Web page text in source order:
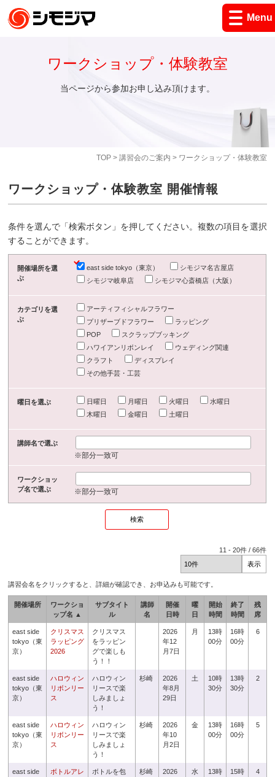
Menu
TOP> 講習会のご案内 > ワークショップ・体験教室
ワークショップ・体験教室
当ページから参加お申し込み頂けます。
ワークショップ・体験教室 開催情報
条件を選んで「検索ボタン」を押してください。複数の項目を選択
することができます。
開催場所を選
ぶ
east side tokyo（東京）
シモジマ名古屋店
シモジマ岐阜店
シモジマ心斎橋店（大阪）
カテゴリを選
ぶ
アーティフィシャルフラワー
プリザーブドフラワー
ラッピング
POP
スクラップブッキング
ハワイアンリボンレイ
ウェディング関連
クラフト
ディスプレイ
その他手芸・工芸
曜日を選ぶ 日曜日 月曜日 火曜日
水曜日
木曜日
金曜日 土曜日
講師名で選ぶ
※部分一致可
ワークショッ
プ名で選ぶ
※部分一致可
11 -20件 /66件
講習会名をクリックすると、詳細が確認でき、お申込みも可能です。
開催場所
ワークショ
ップ名 ▲
サブタイト
ル
講師
名
開催
日時
曜
日
開始
時間
終了
時間
残
席
east side
tokyo（東
京）
クリスマス
ラッピング
2026
クリスマス
をラッピン
グで楽しも
う！！
2026
年12
月7日
月
13時
00分
16時
00分
6
east side
tokyo（東
京）
ハロウィン
リボンリー
ス
ハロウィン
リースで楽
しみましょ
う！
杉崎
2026
年8月
29日
土
10時
30分
13時
30分
2
east side
tokyo（東
京）
ハロウィン
リボンリー
ス
ハロウィン
リースで楽
しみましょ
う！
杉崎
2026
年10
月2日
金
13時
00分
16時
00分
5
east side
ボトルアレ
ボトルを包
杉崎
2026
水
13時
15時
4